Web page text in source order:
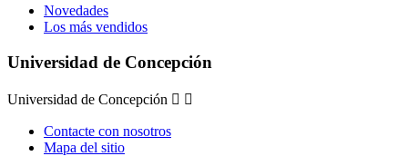
Novedades
Los más vendidos
Universidad de Concepción
Universidad de Concepción  
Contacte con nosotros
Mapa del sitio